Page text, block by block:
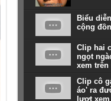
Biểu
cộng
Clip hai
ngọt
xem trên
Clip cô
áo' ra
lượt xem